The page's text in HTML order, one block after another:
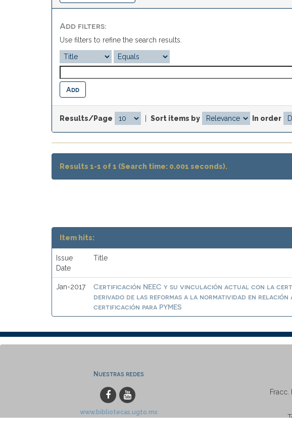
Add filters:
Use filters to refine the search results.
Results/Page Sort items by In order
Results 1-1 of 1 (Search time: 0.001 seconds).
Item hits:
Issue
Date
Title
Jan-2017
Certificación NEEC y su vinculación actual con la
derivado de las reformas a la normatividad en
certificación para PYMES
Nuestras redes
www.bibliotecas.ugto.mx
Fracc.